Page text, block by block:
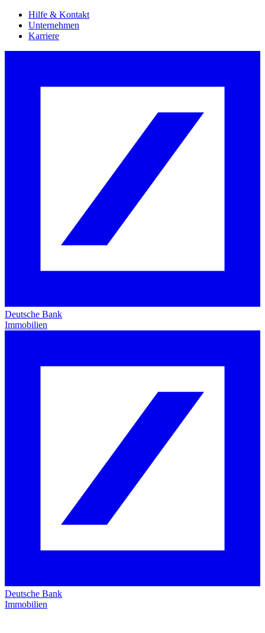
Hilfe & Kontakt
Unternehmen
Karriere
Deutsche Bank
Immobilien
Deutsche Bank
Immobilien